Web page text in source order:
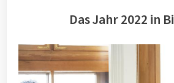
Das Jahr 2022 in